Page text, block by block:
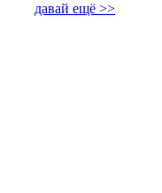
давай ещё >>